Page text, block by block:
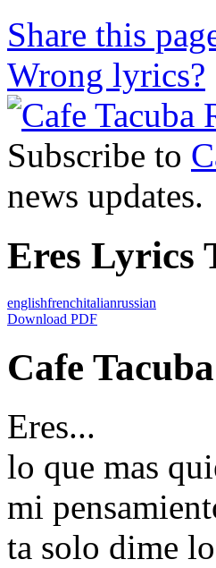
Share this
Wrong lyrics?
Subscribe to
news updates.
Eres Lyrics
englishfrenchitalianrussian
Download PDF
Cafe
Eres...
lo que mas
mi
ta solo dime